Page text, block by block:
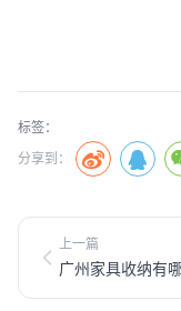
标签：
分享到：
上一篇
广州家具收纳有